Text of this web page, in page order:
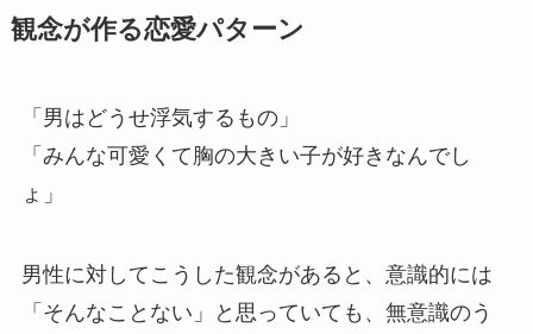
観念が作る恋愛パターン
「男はどうせ浮気するもの」
「みんな可愛くて胸の大きい子が好きなんでし
ょ」
男性に対してこうした観念があると、意識的には
「そんなことない」と思っていても、無意識のう